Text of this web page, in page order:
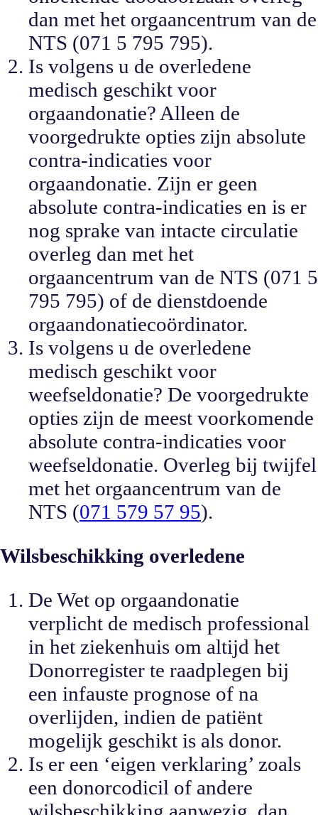
dan met het orgaancentrum van de
NTS (071 5 795 795).
Is volgens u de overledene
medisch geschikt voor
orgaandonatie? Alleen de
voorgedrukte opties zijn absolute
contra-indicaties voor
orgaandonatie. Zijn er geen
absolute contra-indicaties en is er
nog sprake van intacte circulatie
overleg dan met het
orgaancentrum van de NTS (071 5
795 795) of de dienstdoende
orgaandonatiecoördinator.
Is volgens u de overledene
medisch geschikt voor
weefseldonatie? De voorgedrukte
opties zijn de meest voorkomende
absolute contra-indicaties voor
weefseldonatie. Overleg bij twijfel
met het orgaancentrum van de
NTS (071 579 57 95).
Wilsbeschikking overledene
De Wet op orgaandonatie
verplicht de medisch professional
in het ziekenhuis om altijd het
Donorregister te raadplegen bij
een infauste prognose of na
overlijden, indien de patiënt
mogelijk geschikt is als donor.
Is er een ‘eigen verklaring’ zoals
een donorcodicil of andere